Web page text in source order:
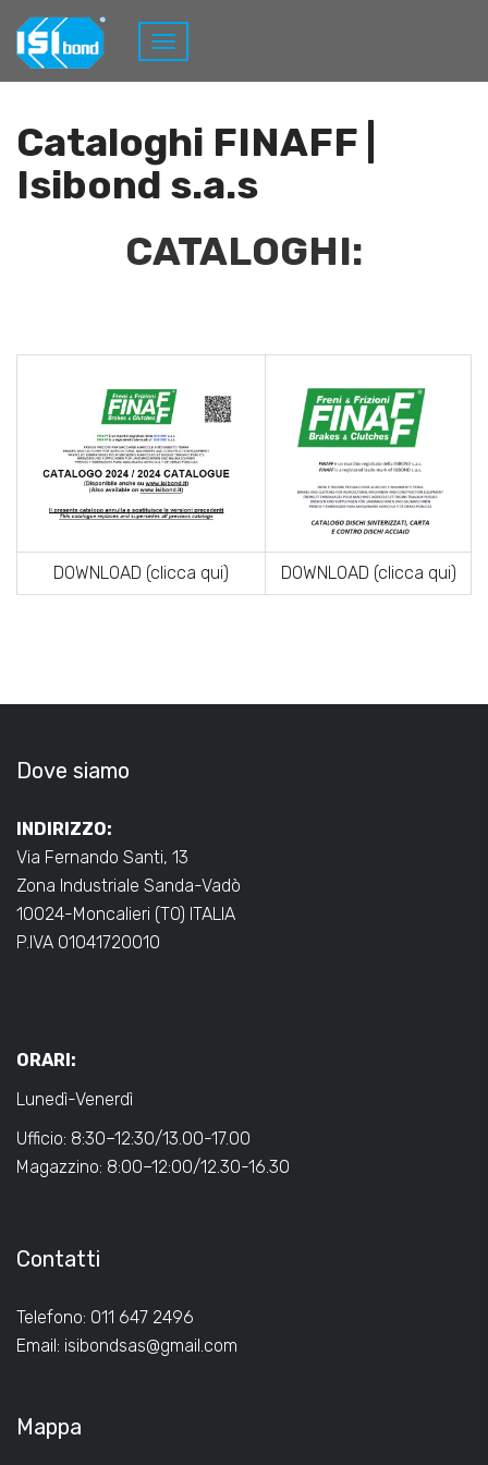
Home Cataloghi
Cataloghi FINAFF |
Isibond s.a.s
CATALOGHI:
DOWNLOAD (clicca qui) DOWNLOAD (clicca qui)
Dove siamo
INDIRIZZO:
Via Fernando Santi, 13
Zona Industriale Sanda-Vadò
10024-Moncalieri (TO) ITALIA
P.IVA 01041720010
ORARI:
Lunedì-Venerdì
Ufficio: 8:30–12:30/13.00-17.00
Magazzino: 8:00–12:00/12.30-16.30
Contatti
Telefono: 011 647 2496
Email: isibondsas@gmail.com
Mappa